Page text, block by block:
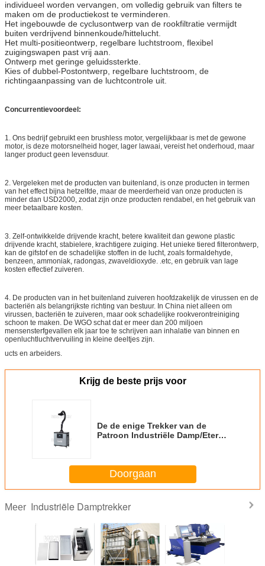
individueel worden vervangen, om volledig gebruik van filters te
maken om de productiekost te verminderen.
Het ingebouwde de cyclusontwerp van de rookfiltratie vermijdt
buiten verdrijvend binnenkoude/hittelucht.
Het multi-positieontwerp, regelbare luchtstroom, flexibel
zuigingswapen past vrij aan.
Ontwerp met geringe geluidssterkte.
Kies of dubbel-Postontwerp, regelbare luchtstroom, de
richtingaanpassing van de luchtcontrole uit.
Concurrentievoordeel:
1. Ons bedrijf gebruikt een brushless motor, vergelijkbaar is met de gewone
motor, is deze motorsnelheid hoger, lager lawaai, vereist het onderhoud, maar
langer product geen levensduur.
2. Vergeleken met de producten van buitenland, is onze producten in termen
van het effect bijna hetzelfde, maar de meerderheid van onze producten is
minder dan USD2000, zodat zijn onze producten rendabel, en het gebruik van
meer betaalbare kosten.
3. Zelf-ontwikkelde drijvende kracht, betere kwaliteit dan gewone plastic
drijvende kracht, stabielere, krachtigere zuiging. Het unieke tiered filterontwerp,
kan de gifstof en de schadelijke stoffen in de lucht, zoals formaldehyde,
benzeen, ammoniak, radongas, zwaveldioxyde. .etc, en gebruik van lage
kosten effectief zuiveren.
4. De producten van in het buitenland zuiveren hoofdzakelijk de virussen en de
bacteriën als belangrijkste richting van bestuur. In China niet alleen om
virussen, bacteriën te zuiveren, maar ook schadelijke rookverontreiniging
schoon te maken. De WGO schat dat er meer dan 200 miljoen
mensensterfgevallen elk jaar toe te schrijven aan inhalatie van binnen en
openluchtluchtvervuiling in kleine deeltjes zijn.
ucts en arbeiders.
Krijg de beste prijs voor
De de enige Trekker van de
Patroon Industriële Damp/Eter
Doorgaan
Meer Industriële Damptrekker